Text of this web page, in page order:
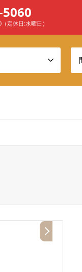
定休日:水曜日）